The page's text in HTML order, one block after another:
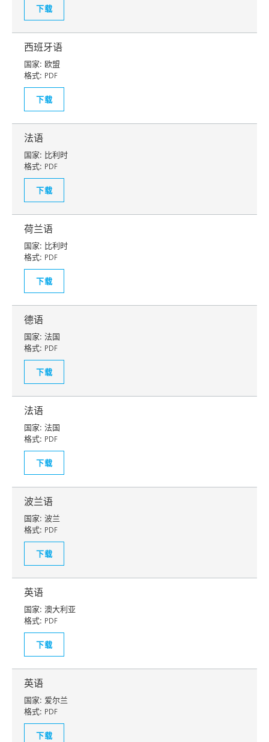
下载
西班牙语
国家: 欧盟
格式: PDF
下载
法语
国家: 比利时
格式: PDF
下载
荷兰语
国家: 比利时
格式: PDF
下载
德语
国家: 法国
格式: PDF
下载
法语
国家: 法国
格式: PDF
下载
波兰语
国家: 波兰
格式: PDF
下载
英语
国家: 澳大利亚
格式: PDF
下载
英语
国家: 爱尔兰
格式: PDF
下载